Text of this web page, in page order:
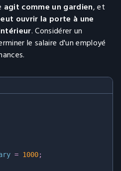
agit comme un gardien, et
ouvrir la porte à une
. Considérer un
le salaire d'un employé
= 1000;